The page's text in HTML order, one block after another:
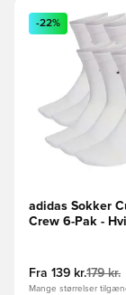
Åbner en
-22%
adidas Sokker
Crew 6-Pak -
Fra 139 kr.179 kr.
Mange størrelser